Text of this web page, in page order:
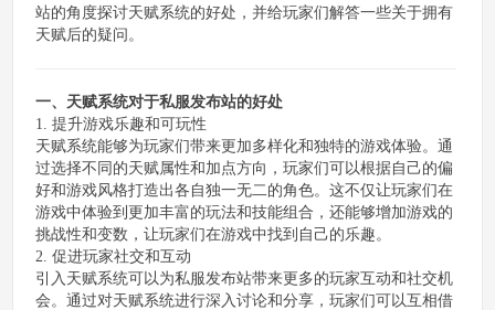
站的角度探讨天赋系统的好处，并给玩家们解答一些关于拥有
天赋后的疑问。
一、天赋系统对于私服发布站的好处
1. 提升游戏乐趣和可玩性
天赋系统能够为玩家们带来更加多样化和独特的游戏体验。通
过选择不同的天赋属性和加点方向，玩家们可以根据自己的偏
好和游戏风格打造出各自独一无二的角色。这不仅让玩家们在
游戏中体验到更加丰富的玩法和技能组合，还能够增加游戏的
挑战性和变数，让玩家们在游戏中找到自己的乐趣。
2. 促进玩家社交和互动
引入天赋系统可以为私服发布站带来更多的玩家互动和社交机
会。通过对天赋系统进行深入讨论和分享，玩家们可以互相借